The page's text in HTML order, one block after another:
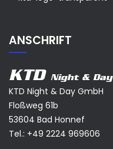
ANSCHRIFT
KTD Night & Day
KTD Night & Day GmbH
Floßweg 61b
53604 Bad Honnef
Tel.: +49 2224 969606